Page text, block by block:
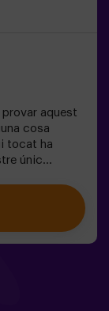
aquest
cosa
tocat ha
únic
de la
aquest
tenen 14
amb 1 adult,